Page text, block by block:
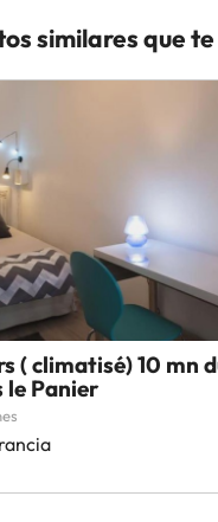
similares que
( climatisé) 10 mn
le Panier